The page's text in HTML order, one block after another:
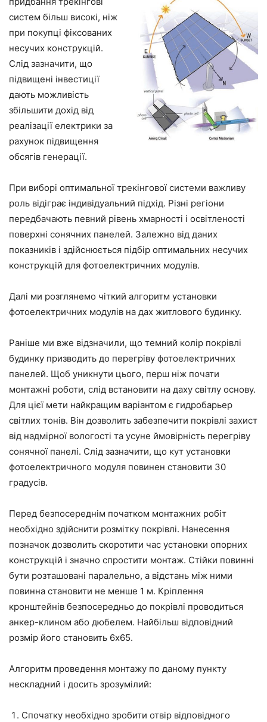
систем більш високі, ніж
при покупці фіксованих
несучих конструкцій.
Слід зазначити, що
підвищені інвестиції
дають можливість
збільшити дохід від
реалізації електрики за
рахунок підвищення
обсягів генерації.
При виборі оптимальної трекінгової системи важливу
роль відіграє індивідуальний підхід. Різні регіони
передбачають певний рівень хмарності і освітленості
поверхні сонячних панелей. Залежно від даних
показників і здійснюється підбір оптимальних несучих
конструкцій для фотоелектричних модулів.
Далі ми розглянемо чіткий алгоритм установки
фотоелектричних модулів на дах житлового будинку.
Раніше ми вже відзначили, що темний колір покрівлі
будинку призводить до перегріву фотоелектричних
панелей. Щоб уникнути цього, перш ніж почати
монтажні роботи, слід встановити на даху світлу основу.
Для цієї мети найкращим варіантом є гидробарьер
світлих тонів. Він дозволить забезпечити покрівлі захист
від надмірної вологості та усуне ймовірність перегріву
сонячної панелі. Слід зазначити, що кут установки
фотоелектричного модуля повинен становити 30
градусів.
Перед безпосереднім початком монтажних робіт
необхідно здійснити розмітку покрівлі. Нанесення
позначок дозволить скоротити час установки опорних
конструкцій і значно спростити монтаж. Стійки повинні
бути розташовані паралельно, а відстань між ними
повинна становити не менше 1 м. Кріплення
кронштейнів безпосередньо до покрівлі проводиться
анкер-клином або дюбелем. Найбільш відповідний
розмір його становить 6х65.
Алгоритм проведення монтажу по даному пункту
нескладний і досить зрозумілий:
Спочатку необхідно зробити отвір відповідного